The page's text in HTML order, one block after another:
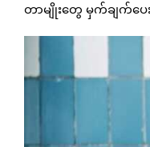
တာမျိုးတွေ မှက်ချက်ပ